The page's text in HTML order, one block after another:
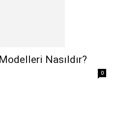
Nasıldır?
0